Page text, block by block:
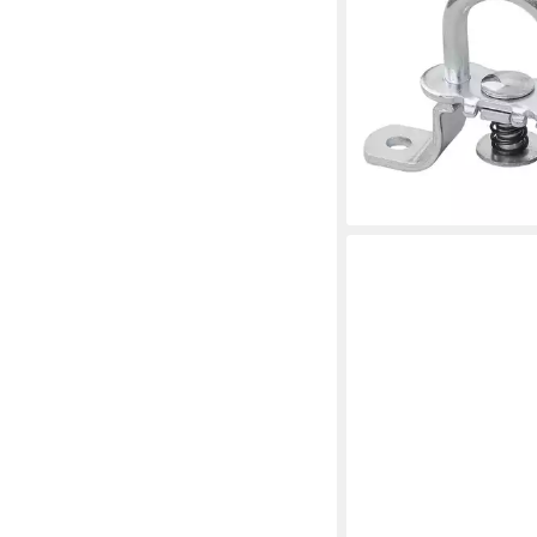
mit Feder für
(1-St), universell
lieferbar - in 3-4